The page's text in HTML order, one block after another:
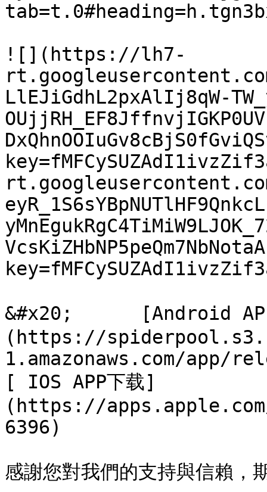
![](https://lh7-
LlEJiGdhL2pxAlIj8qW-
&#x20;      [Android
(https://
1.amazonaws.com/app/
[ IOS APP下载]
(https://
6396)
感謝您對我們的支持與信賴，